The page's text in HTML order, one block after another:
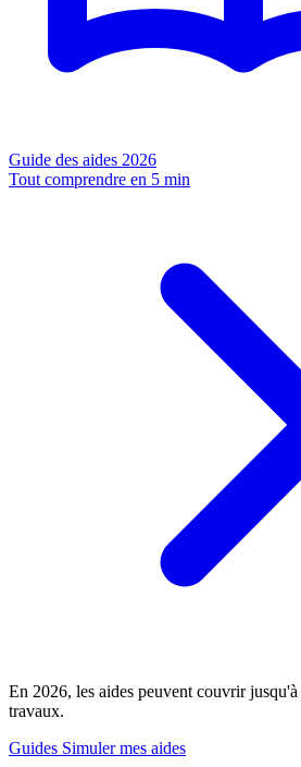
Guide des aides 2026
Tout comprendre en 5 min
En 2026, les aides peuvent couvrir jusqu'à
travaux.
Guides Simuler mes aides